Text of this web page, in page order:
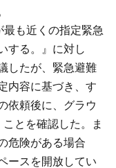
も近くの指定緊急
する。』に対し
したが、緊急避難
内容に基づき、す
依頼後に、グラウ
とを確認した。ま
危険がある場合
ースを開放してい